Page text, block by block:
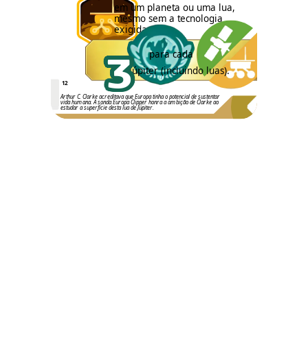
em um planeta ou uma lua,
mesmo sem a tecnologia
exigida.
3
para cada
em Júpiter (incluindo luas).
12
Arthur C. Clarke acreditava que Europa tinha o potencial de sustentar
vida humana. A sonda Europa Clipper honra a ambição de Clarke ao
estudar a superfície desta lua de Júpiter.